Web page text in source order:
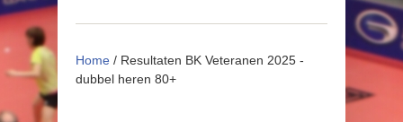
Home / Resultaten BK Veteranen 2025 -
dubbel heren 80+